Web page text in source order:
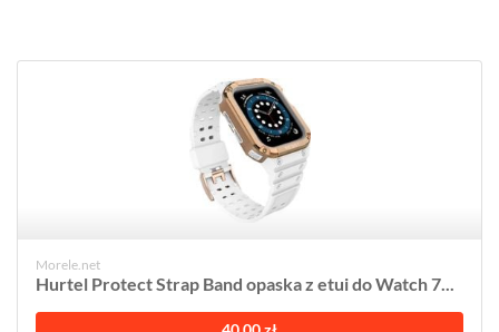
Morele.net
Hurtel Protect Strap Band opaska z etui do Watch 7...